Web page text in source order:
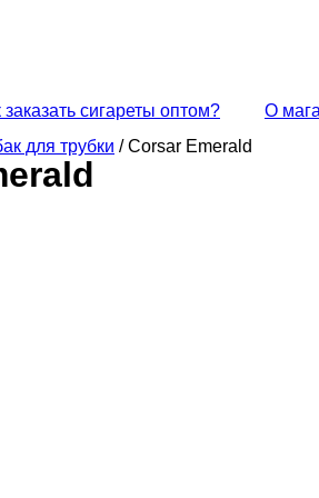
заказать сигареты оптом?
О
для трубки / Corsar Emerald